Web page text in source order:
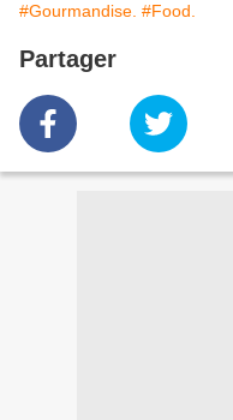
#Gourmandise. #Food.
Partager